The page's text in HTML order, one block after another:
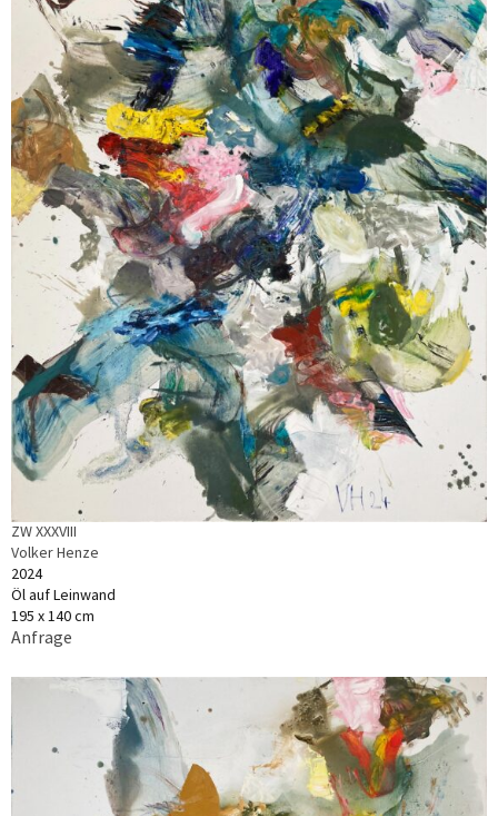
ZW XXXVIII
Volker Henze
2024
Öl auf Leinwand
195 x 140 cm
Anfrage